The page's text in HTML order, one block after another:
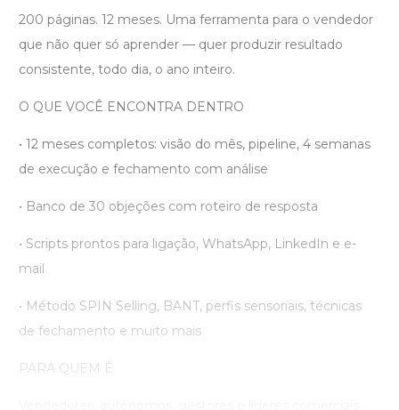
200 páginas. 12 meses. Uma ferramenta para o vendedor
que não quer só aprender — quer produzir resultado
consistente, todo dia, o ano inteiro.
O QUE VOCÊ ENCONTRA DENTRO
• 12 meses completos: visão do mês, pipeline, 4 semanas
de execução e fechamento com análise
• Banco de 30 objeções com roteiro de resposta
• Scripts prontos para ligação, WhatsApp, LinkedIn e e-
mail
• Método SPIN Selling, BANT, perfis sensoriais, técnicas
de fechamento e muito mais
PARA QUEM É